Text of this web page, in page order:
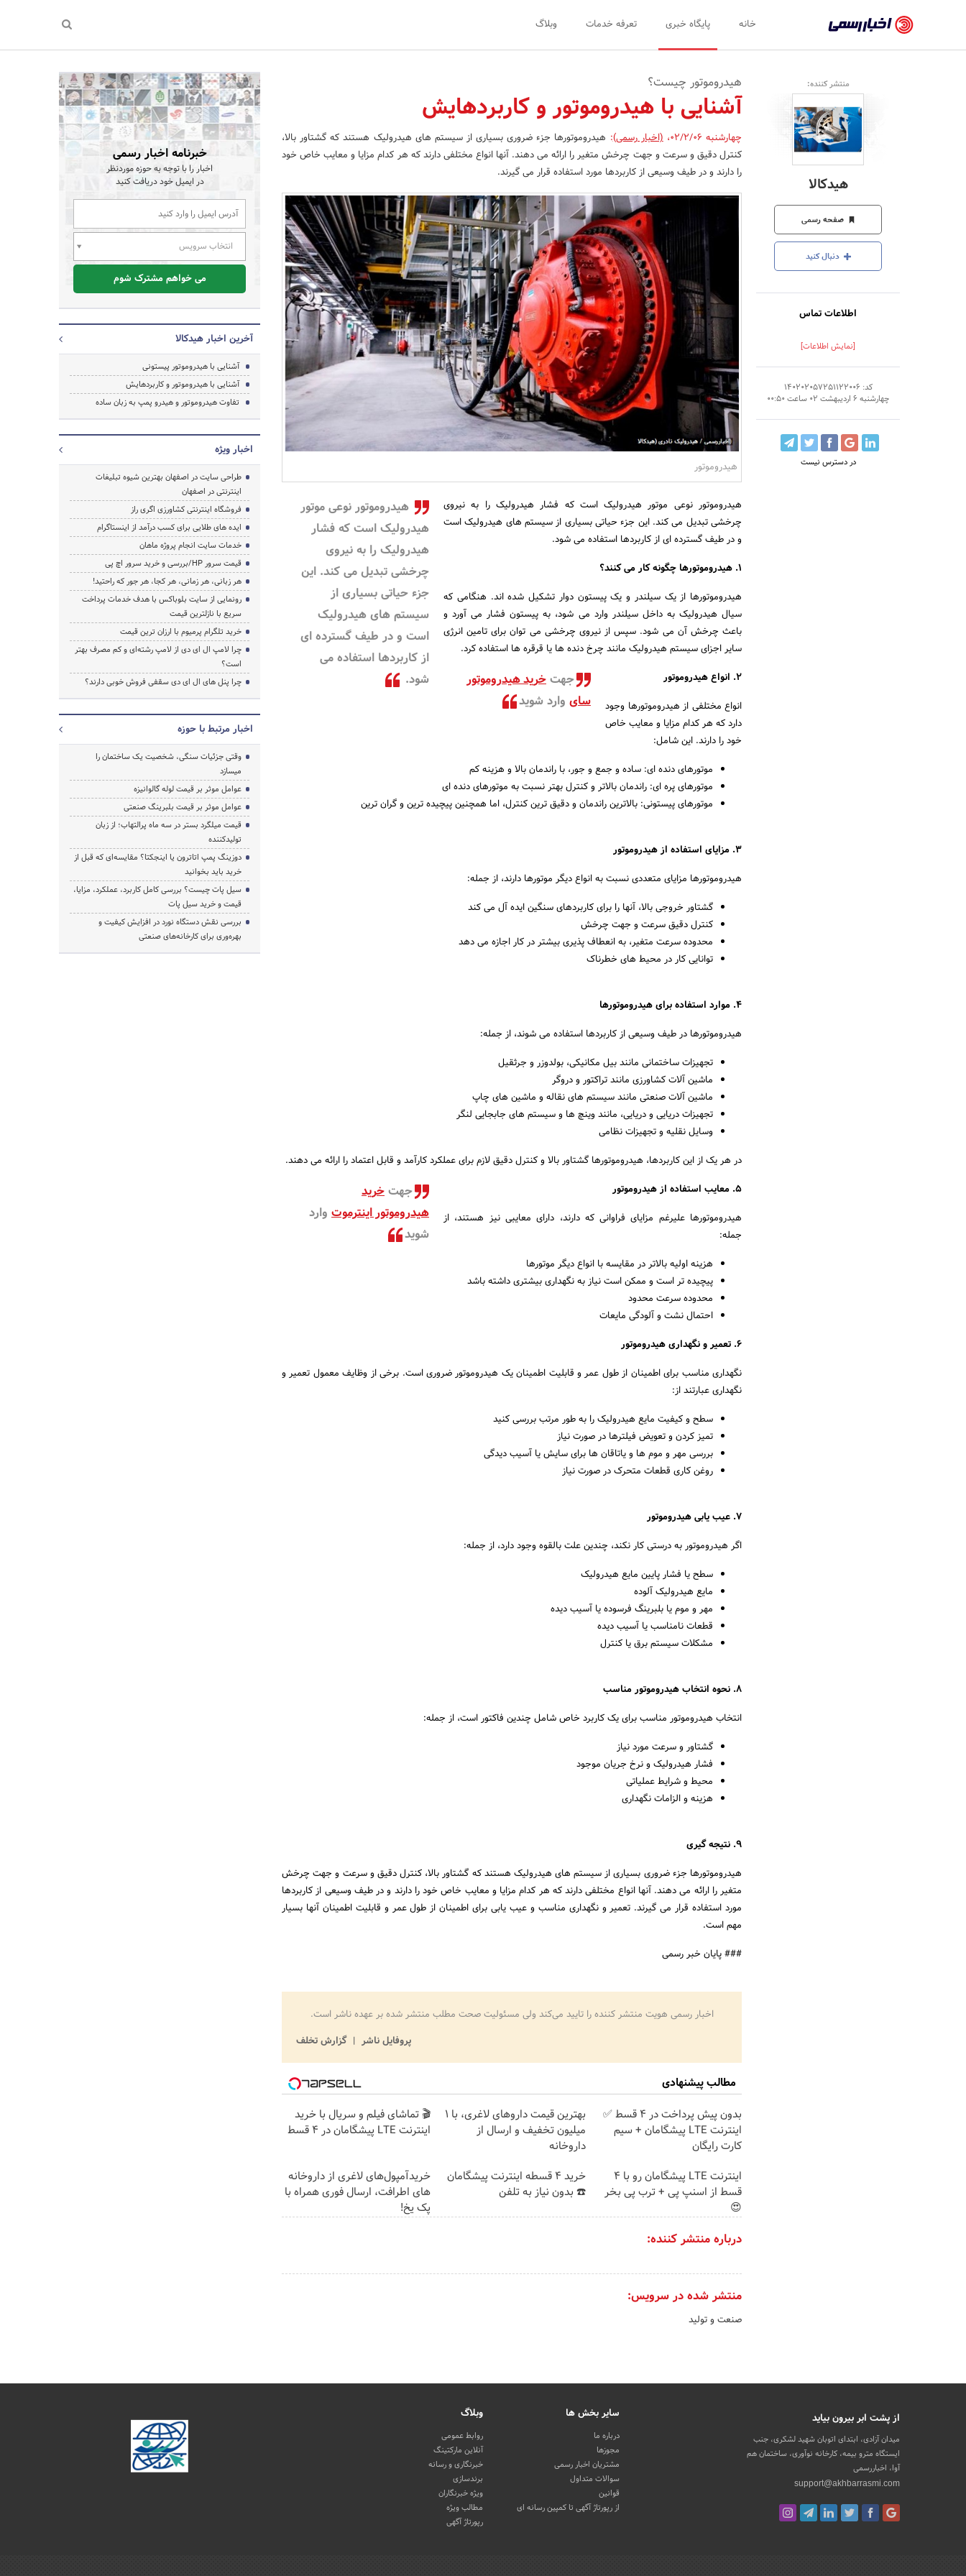
رسمی
-
اخبار
تایید
شده
شرکت‌ها،
سازمان‌ها
و
روابط
عمومی‌ها
خانه پایگاه خبری تعرفه خدمات وبلاگ
منتشر کننده:
هیدکالا
صفحه رسمی
دنبال کنید
اطلاعات تماس
[نمایش اطلاعات]
کد: 140202057251122006
چهارشنبه 6 اردیبهشت 02 ساعت 00:50
در دسترس نیست
هیدروموتور چیست؟
آشنایی با هیدروموتور و کاربردهایش
چهارشنبه 02/2/06 ،(اخبار رسمی): هیدروموتورها جزء ضروری بسیاری از سیستم های هیدرولیک هستند که گشتاور بالا،
کنترل دقیق و سرعت و جهت چرخش متغیر را ارائه می دهند. آنها انواع مختلفی دارند که هر کدام مزایا و معایب خاص خود
را دارند و در طیف وسیعی از کاربردها مورد استفاده قرار می گیرند.
هیدروموتور
هیدروموتور نوعی موتور
هیدرولیک است که فشار
هیدرولیک را به نیروی
چرخشی تبدیل می کند. این
جزء حیاتی بسیاری از
سیستم های هیدرولیک
است و در طیف گسترده ای
از کاربردها استفاده می
شود.
هیدروموتور نوعی موتور هیدرولیک است که فشار هیدرولیک را به نیروی
چرخشی تبدیل می کند. این جزء حیاتی بسیاری از سیستم های هیدرولیک است
و در طیف گسترده ای از کاربردها استفاده می شود.
1. هیدروموتورها چگونه کار می کنند؟
هیدروموتورها از یک سیلندر و یک پیستون دوار تشکیل شده اند. هنگامی که
سیال هیدرولیک به داخل سیلندر وارد می شود، به پیستون فشار می آورد و
باعث چرخش آن می شود. سپس از نیروی چرخشی می توان برای تامین انرژی
سایر اجزای سیستم هیدرولیک مانند چرخ دنده ها یا قرقره ها استفاده کرد.
جهتخرید هیدروموتور
سای وارد شوید
2. انواع هیدروموتور
انواع مختلفی از هیدروموتورها وجود
دارد که هر کدام مزایا و معایب خاص
خود را دارند. این شامل:
موتورهای دنده ای: ساده و جمع و جور، با راندمان بالا و هزینه کم
موتورهای پره ای: راندمان بالاتر و کنترل بهتر نسبت به موتورهای دنده ای
موتورهای پیستونی: بالاترین راندمان و دقیق ترین کنترل، اما همچنین پیچیده ترین و گران ترین
3. مزایای استفاده از هیدروموتور
هیدروموتورها مزایای متعددی نسبت به انواع دیگر موتورها دارند، از جمله:
گشتاور خروجی بالا، آنها را برای کاربردهای سنگین ایده آل می کند
کنترل دقیق سرعت و جهت چرخش
محدوده سرعت متغیر، به انعطاف پذیری بیشتر در کار اجازه می دهد
توانایی کار در محیط های خطرناک
4. موارد استفاده برای هیدروموتورها
هیدروموتورها در طیف وسیعی از کاربردها استفاده می شوند، از جمله:
تجهیزات ساختمانی مانند بیل مکانیکی، بولدوزر و جرثقیل
ماشین آلات کشاورزی مانند تراکتور و دروگر
ماشین آلات صنعتی مانند سیستم های نقاله و ماشین های چاپ
تجهیزات دریایی و دریایی، مانند وینچ ها و سیستم های جابجایی لنگر
وسایل نقلیه و تجهیزات نظامی
در هر یک از این کاربردها، هیدروموتورها گشتاور بالا و کنترل دقیق لازم برای عملکرد کارآمد و قابل اعتماد را ارائه می دهند.
جهتخرید
هیدروموتور اینترموت وارد
شوید
5. معایب استفاده از هیدروموتور
هیدروموتورها علیرغم مزایای فراوانی که دارند، دارای معایبی نیز هستند، از
جمله:
هزینه اولیه بالاتر در مقایسه با انواع دیگر موتورها
پیچیده تر است و ممکن است نیاز به نگهداری بیشتری داشته باشد
محدوده سرعت محدود
احتمال نشت و آلودگی مایعات
6. تعمیر و نگهداری هیدروموتور
نگهداری مناسب برای اطمینان از طول عمر و قابلیت اطمینان یک هیدروموتور ضروری است. برخی از وظایف معمول تعمیر و
نگهداری عبارتند از:
سطح و کیفیت مایع هیدرولیک را به طور مرتب بررسی کنید
تمیز کردن و تعویض فیلترها در صورت نیاز
بررسی مهر و موم ها و یاتاقان ها برای سایش یا آسیب دیدگی
روغن کاری قطعات متحرک در صورت نیاز
7. عیب یابی هیدروموتور
اگر هیدروموتور به درستی کار نکند، چندین علت بالقوه وجود دارد، از جمله:
سطح یا فشار پایین مایع هیدرولیک
مایع هیدرولیک آلوده
مهر و موم یا بلبرینگ فرسوده یا آسیب دیده
قطعات نامناسب یا آسیب دیده
مشکلات سیستم برق یا کنترل
8. نحوه انتخاب هیدروموتور مناسب
انتخاب هیدروموتور مناسب برای یک کاربرد خاص شامل چندین فاکتور است، از جمله:
گشتاور و سرعت مورد نیاز
فشار هیدرولیک و نرخ جریان موجود
محیط و شرایط عملیاتی
هزینه و الزامات نگهداری
9. نتیجه گیری
هیدروموتورها جزء ضروری بسیاری از سیستم های هیدرولیک هستند که گشتاور بالا، کنترل دقیق و سرعت و جهت چرخش
متغیر را ارائه می دهند. آنها انواع مختلفی دارند که هر کدام مزایا و معایب خاص خود را دارند و در طیف وسیعی از کاربردها
مورد استفاده قرار می گیرند. تعمیر و نگهداری مناسب و عیب یابی برای اطمینان از طول عمر و قابلیت اطمینان آنها بسیار
مهم است.
### پایان خبر رسمی
اخبار رسمی هویت منتشر کننده را تایید می‌کند ولی مسئولیت صحت مطلب منتشر شده بر عهده ناشر است.
پروفایل ناشر
گزارش تخلف
مطالب پیشنهادی
بدون پیش پرداخت در 4 قسط ✅
اینترنت LTE پیشگامان + سیم
کارت رایگان
بهترین قیمت داروهای لاغری، با ۱
میلیون تخفیف و ارسال از
داروخانه‌
🎬 تماشای فیلم و سریال با خرید
اینترنت LTE پیشگامان در 4 قسط
اینترنت LTE پیشگامان رو با 4
قسط از اسنپ پی + ترب پی بخر
😍
خرید 4 قسطه اینترنت پیشگامان
☎️ بدون نیاز به تلفن
خریدآمپول‌های لاغری از داروخانه
های اطرافت، ارسال فوری همراه با
پک یخ!
درباره منتشر کننده:
منتشر شده در سرویس:
صنعت و تولید
خبرنامه اخبار رسمی
اخبار را با توجه به حوزه موردنظر
در ایمیل خود دریافت کنید
انتخاب سرویس
می خواهم مشترک شوم
آخرین اخبار هیدکالا
آشنایی با هیدروموتور پیستونی
آشنایی با هیدروموتور و کاربردهایش
تفاوت هیدروموتور و هیدرو پمپ به زبان ساده
اخبار ویژه
طراحی سایت در اصفهان بهترین شیوه تبلیغات
اینترنتی در اصفهان
فروشگاه اینترنتی کشاورزی اگری راز
ایده های طلایی برای کسب درآمد از اینستاگرام
خدمات سایت انجام پروژه ماهان
قیمت سرور HP/بررسی و خرید سرور اچ پی
هر زبانی، هر زمانی، هر کجا، هر جور که راحتید!
رونمایی از سایت بلوباکس با هدف خدمات پرداخت
سریع با نازلترین قیمت
خرید تلگرام پرمیوم با ارزان ترین قیمت
چرا لامپ ال ای دی از لامپ رشته‌ای و کم مصرف بهتر
است؟
چرا پنل های ال ای دی سقفی فروش خوبی دارند؟
اخبار مرتبط با حوزه
وقتی جزئیات سنگی، شخصیت یک ساختمان را
میسازد
عوامل موثر بر قیمت لوله گالوانیزه
عوامل موثر بر قیمت بلبرینگ صنعتی
قیمت میلگرد بستر در سه ماه پرالتهاب؛ از زبان
تولیدکننده
دوزینگ پمپ اتاترون یا اینجکتا؟ مقایسه‌ای که قبل از
خرید باید بخوانید
سیل پات چیست؟ بررسی کامل کاربرد، عملکرد، مزایا،
قیمت و خرید سیل پات
بررسی نقش دستگاه نورد در افزایش کیفیت و
بهره‌وری برای کارخانه‌های صنعتی
از پشت ابر بیرون بیاید
میدان آزادی، ابتدای اتوبان شهید لشکری، جنب
ایستگاه مترو بیمه، کارخانه نوآوری، ساختمان هم
آوا، اخباررسمی
support@akhbarrasmi.com
سایر بخش ها
درباره ما
مجوزها
مشتریان اخبار رسمی
سوالات متداول
قوانین
از رپورتاژ آگهی تا کمپین رسانه ای
وبلاگ
روابط عمومی
آنلاین مارکتینگ
خبرنگاری و رسانه
برندسازی
ویژه خبرنگاران
مطالب ویژه
رپورتاژ آگهی